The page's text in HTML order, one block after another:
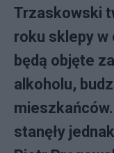
Trzaskowski
roku sklepy w
będą objęte
alkoholu,
stanęły